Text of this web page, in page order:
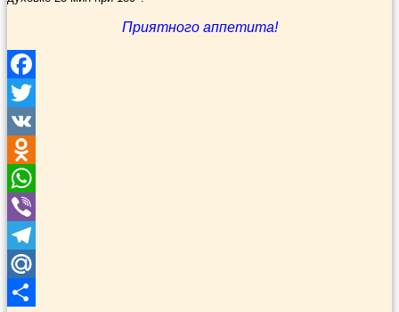
Приятного аппетита!
Facebook
Twitter
VK
Odnoklassniki
WhatsApp
Viber
Telegram
Mail.Ru